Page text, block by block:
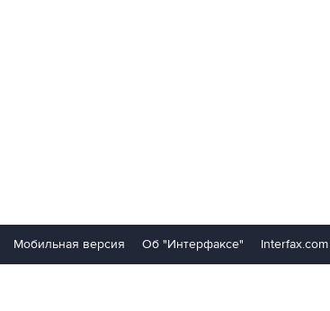
Мобильная версия Об "Интерфаксе" Interfax.com